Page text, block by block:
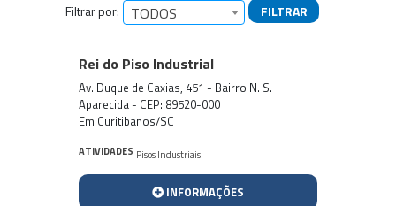
Filtrar por: TODOS FILTRAR
Empresas encontradas
Rei do Piso Industrial
Av. Duque de Caxias, 451 - Bairro N. S.
Aparecida - CEP: 89520-000
Em Curitibanos/SC
ATIVIDADES Pisos Industriais
INFORMAÇÕES